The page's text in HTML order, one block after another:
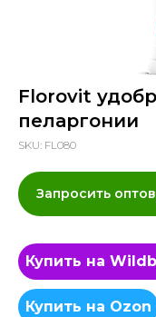
Florovit
пеларгонии
SKU: FL080
Запросить
Купить на
Купить на Ozon